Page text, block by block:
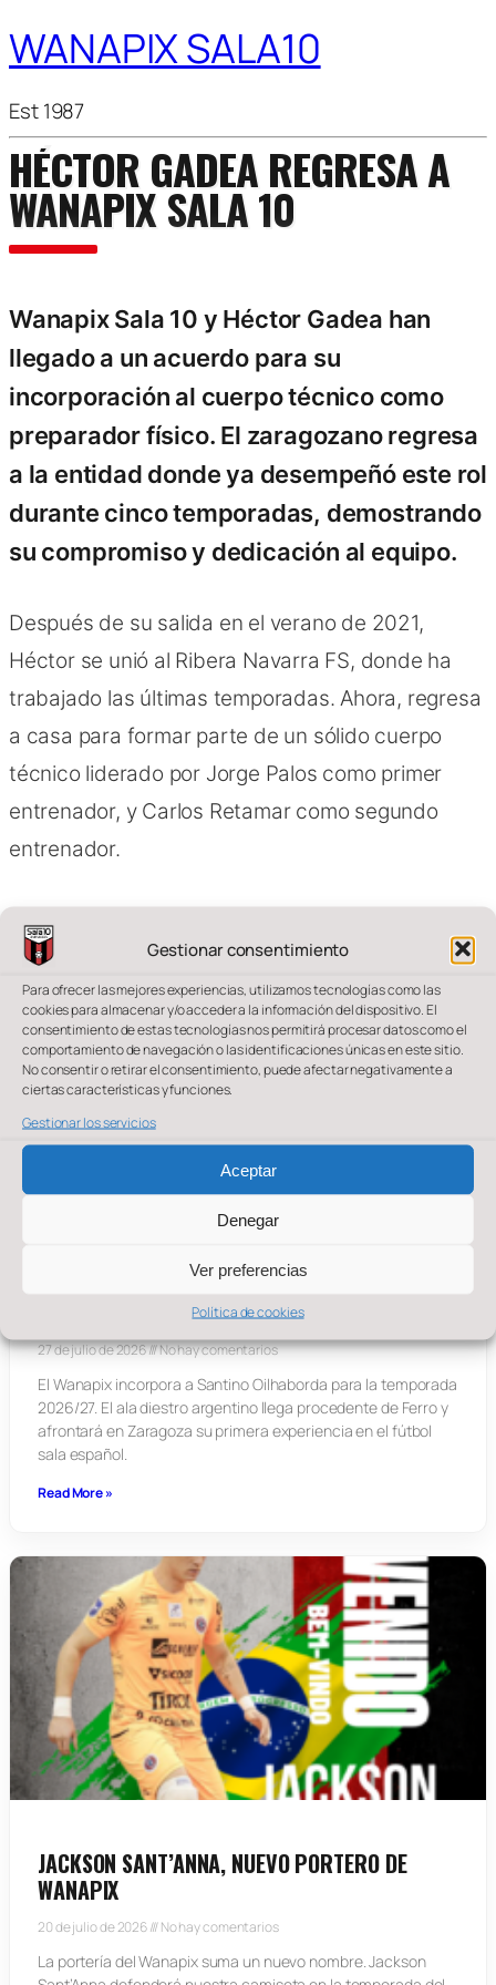
Gestionar consentimiento
Para ofrecer las mejores experiencias, utilizamos tecnologías como las
cookies para almacenar y/o acceder a la información del dispositivo. El
consentimiento de estas tecnologías nos permitirá procesar datos como el
comportamiento de navegación o las identificaciones únicas en este sitio.
No consentir o retirar el consentimiento, puede afectar negativamente a
ciertas características y funciones.
Gestionar los servicios
Aceptar
Denegar
Ver preferencias
Política de cookies
WANAPIX SALA10
Est 1987
HÉCTOR GADEA REGRESA A
WANAPIX SALA 10
Wanapix Sala 10 y Héctor Gadea han
llegado a un acuerdo para su
incorporación al cuerpo técnico como
preparador físico. El zaragozano regresa
a la entidad donde ya desempeñó este rol
durante cinco temporadas, demostrando
su compromiso y dedicación al equipo.
Después de su salida en el verano de 2021,
Héctor se unió al Ribera Navarra FS, donde ha
trabajado las últimas temporadas. Ahora, regresa
a casa para formar parte de un sólido cuerpo
técnico liderado por Jorge Palos como primer
entrenador, y Carlos Retamar como segundo
entrenador.
SANTINO OILHABORDA, UNA APUESTA DE
PRESENTE Y FUTURO PARA EL WANAPIX
27 de julio de 2026 No hay comentarios
El Wanapix incorpora a Santino Oilhaborda para la temporada
2026/27. El ala diestro argentino llega procedente de Ferro y
afrontará en Zaragoza su primera experiencia en el fútbol
sala español.
Read More »
JACKSON SANT’ANNA, NUEVO PORTERO DE
WANAPIX
20 de julio de 2026 No hay comentarios
La portería del Wanapix suma un nuevo nombre. Jackson